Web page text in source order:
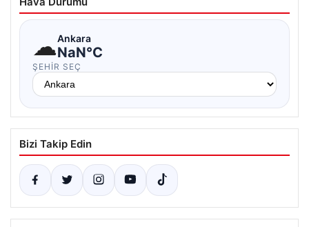
☁Ankara
NaN°C
ŞEHIR SEÇ
Bizi Takip Edin